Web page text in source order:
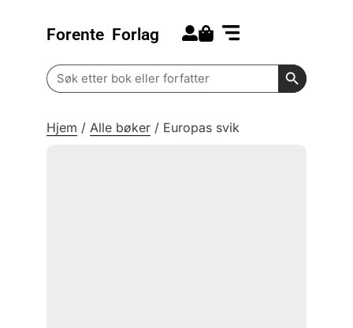
Forente Forlag
Search
for:
Search
Hjem / Alle bøker / Europas svik